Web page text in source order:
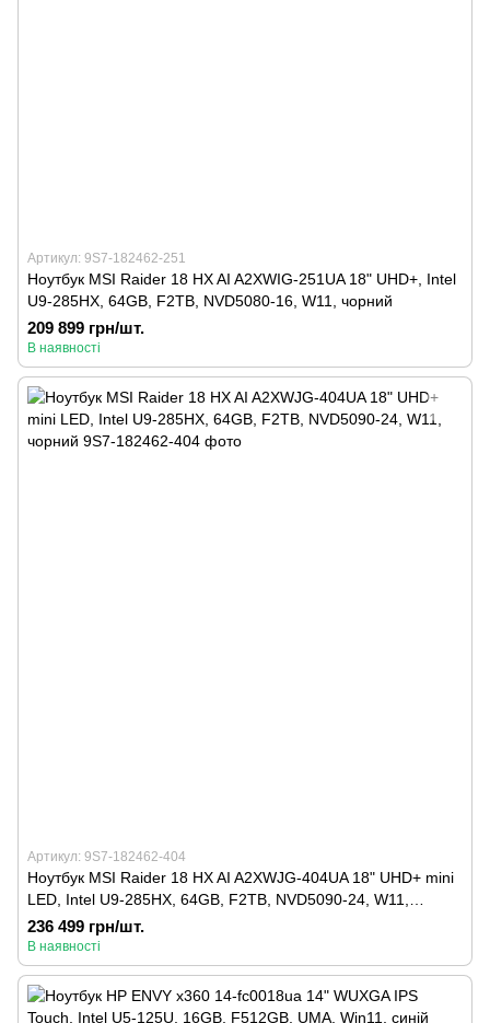
Артикул: 9S7-182462-251
Ноутбук MSI Raider 18 HX AI A2XWIG-251UA 18" UHD+, Intel
U9-285HX, 64GB, F2TB, NVD5080-16, W11, чорний
209 899 грн/шт.
В наявності
Артикул: 9S7-182462-404
Ноутбук MSI Raider 18 HX AI A2XWJG-404UA 18" UHD+ mini
LED, Intel U9-285HX, 64GB, F2TB, NVD5090-24, W11,
чорний
236 499 грн/шт.
В наявності